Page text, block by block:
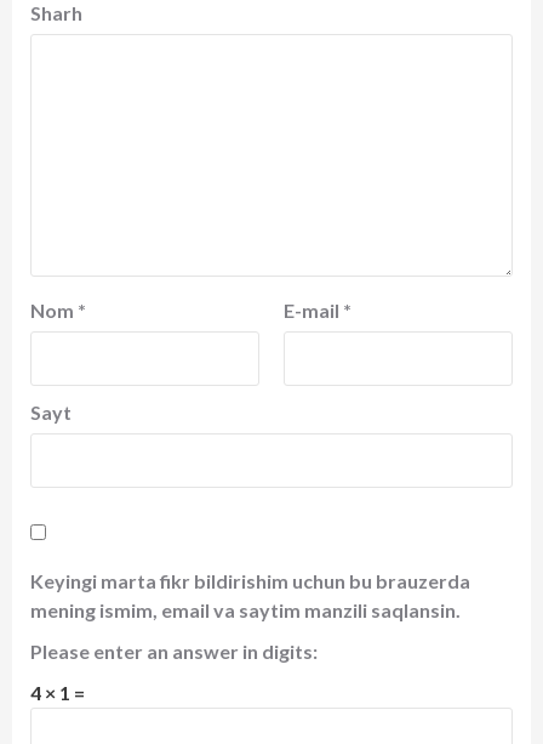
Sharh
Nom * E-mail *
Sayt
Keyingi marta fikr bildirishim uchun bu brauzerda
mening ismim, email va saytim manzili saqlansin.
Please enter an answer in digits:
4 × 1 =